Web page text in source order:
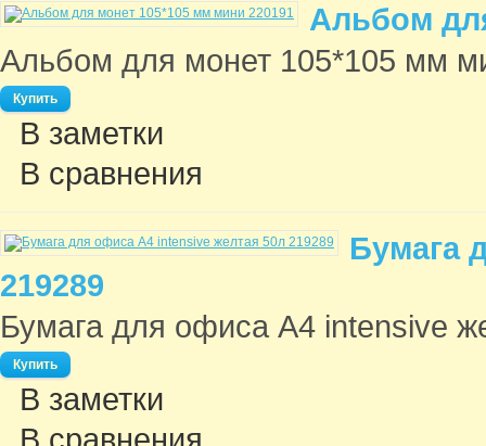
Альбом
Альбом для монет 105*105 мм
В заметки
В сравнения
Бумага
219289
Бумага для офиса A4 intensive
В заметки